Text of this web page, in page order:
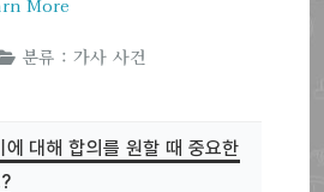
More
분류 : 가사 사건
대해 합의를 원할 때 중요한